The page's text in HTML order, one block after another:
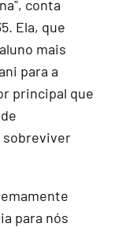
conta
Ela, que
mais
para a
principal que
sobreviver
para nós